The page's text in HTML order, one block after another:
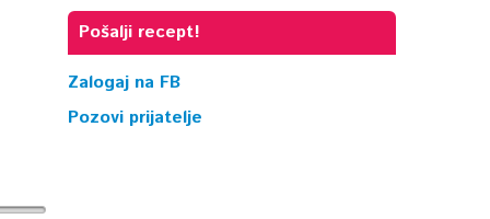
Pošalji recept!
Zalogaj na FB
Pozovi prijatelje